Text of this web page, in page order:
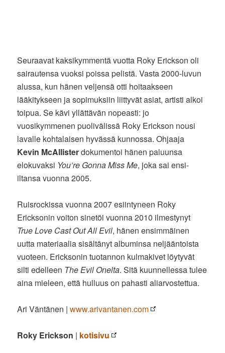
Seuraavat kaksikymmentä vuotta Roky Erickson oli
sairautensa vuoksi poissa pelistä. Vasta 2000-luvun
alussa, kun hänen veljensä otti hoitaakseen
lääkitykseen ja sopimuksiin liittyvät asiat, artisti alkoi
toipua. Se kävi yllättävän nopeasti: jo
vuosikymmenen puolivälissä Roky Erickson nousi
lavalle kohtalaisen hyvässä kunnossa. Ohjaaja
Kevin McAllisterdokumentoi hänen paluunsa
elokuvaksi You’re Gonna Miss Me, joka sai ensi-
iltansa vuonna 2005.
Ruisrockissa vuonna 2007 esiintyneen Roky
Ericksonin voiton sinetöi vuonna 2010 ilmestynyt
True Love Cast Out All Evil, hänen ensimmäinen
uutta materiaalia sisältänyt albuminsa neljääntoista
vuoteen. Ericksonin tuotannon kulmakivet löytyvät
silti edelleen The Evil Onelta. Sitä kuunnellessa tulee
aina mieleen, että hulluus on pahasti aliarvostettua.
Ari Väntänen |www.arivantanen.com
Roky Erickson | kotisivu